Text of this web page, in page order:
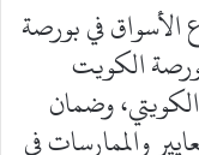
الأسواق في بورصة
الكويت
وضمان
والممارسات في